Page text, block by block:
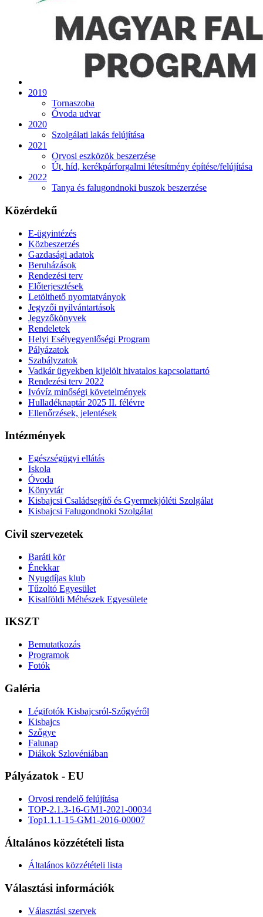
2019
Tornaszoba
Óvoda udvar
2020
Szolgálati lakás felújítása
2021
Orvosi eszközök beszerzése
Út, híd, kerékpárforgalmi létesítmény építése/felújítása
2022
Tanya és falugondnoki buszok beszerzése
Közérdekű
E-ügyintézés
Közbeszerzés
Gazdasági adatok
Beruházások
Rendezési terv
Előterjesztések
Letölthető nyomtatványok
Jegyzői nyilvántartások
Jegyzőkönyvek
Rendeletek
Helyi Esélyegyenlőségi Program
Pályázatok
Szabályzatok
Vadkár ügyekben kijelölt hivatalos kapcsolattartó
Rendezési terv 2022
Ivóvíz minőségi követelmények
Hulladéknaptár 2025 II. félévre
Ellenőrzések, jelentések
Intézmények
Egészségügyi ellátás
Iskola
Óvoda
Könyvtár
Kisbajcsi Családsegítő és Gyermekjóléti Szolgálat
Kisbajcsi Falugondnoki Szolgálat
Civil szervezetek
Baráti kör
Énekkar
Nyugdíjas klub
Tűzoltó Egyesület
Kisalföldi Méhészek Egyesülete
IKSZT
Bemutatkozás
Programok
Fotók
Galéria
Légifotók Kisbajcsról-Szőgyéről
Kisbajcs
Szőgye
Falunap
Diákok Szlovéniában
Pályázatok - EU
Orvosi rendelő felújítása
TOP-2.1.3-16-GM1-2021-00034
Top1.1.1-15-GM1-2016-00007
Általános közzétételi lista
Általános közzétételi lista
Választási információk
Választási szervek